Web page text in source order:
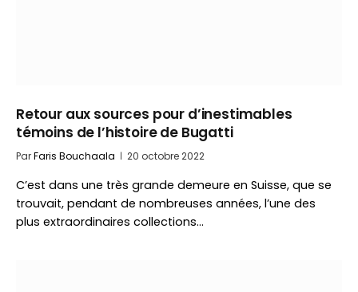
Retour aux sources pour d’inestimables
témoins de l’histoire de Bugatti
ParFaris Bouchaala 20 octobre 2022
C’est dans une très grande demeure en Suisse, que se
trouvait, pendant de nombreuses années, l’une des
plus extraordinaires collections…